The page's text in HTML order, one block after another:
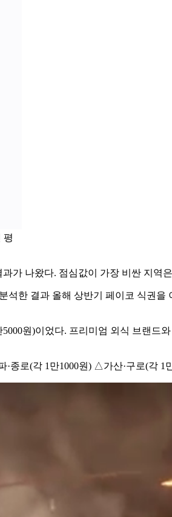
평
가 나왔다. 점심값이 가장 비싼 지역
한 결과 올해 상반기 페이코 식권을
원)이었다. 프리미엄 외식 브랜드
로(각 1만1000원) △가산·구로(각 1